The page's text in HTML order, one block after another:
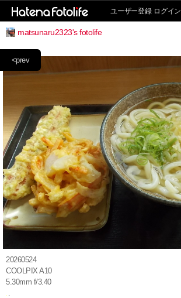
ユーザー登録 ログイン
matsunaru2323's fotolife
<prev
20260524
COOLPIX A10
5.30mm f/3.40